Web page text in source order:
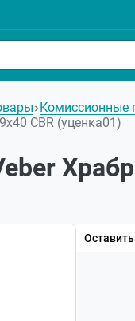
Комиссионные
CBR (уценка01)